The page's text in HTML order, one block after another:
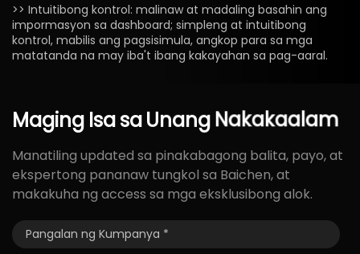
>> Intuitibong kontrol: malinaw at madaling basahin ang
impormasyon sa dashboard; simpleng at intuitibong
kontrol, mabilis ang pagsisimula, angkop para sa mga
matatanda na may iba't ibang kakayahan sa pag-aaral.
Maging IsasaUnangNakakaalam
Manatiling updated sa pinakabagong balita, payo, at
ekspertong pananaw tungkol sa Baichen, at
makakuha ng access sa mga eksklusibong alok.